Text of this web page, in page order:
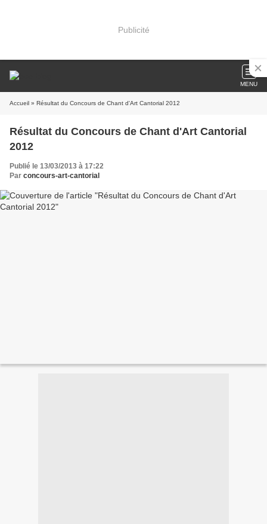
Publicité
MENU
Accueil » Résultat du Concours de Chant d'Art Cantorial 2012
Résultat du Concours de Chant d'Art Cantorial
2012
Publié le 13/03/2013 à 17:22
Par concours-art-cantorial